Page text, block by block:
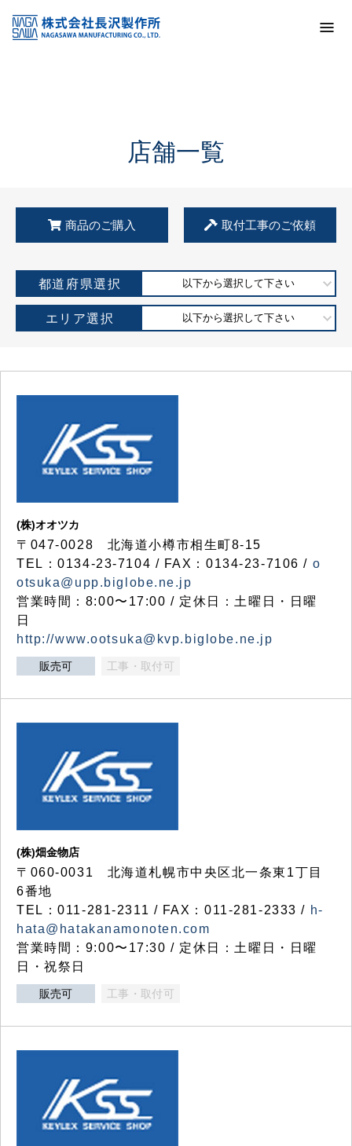
KSS加盟店・取扱店情報
店舗一覧
店舗一覧
商品のご購入 取付工事のご依頼
都道府県選択 以下から選択して下さい
エリア選択 以下から選択して下さい
(株)オオツカ
〒047-0028 北海道小樽市相生町8-15
TEL：0134-23-7104 / FAX：0134-23-7106 / o
otsuka@upp.biglobe.ne.jp
営業時間：8:00〜17:00 / 定休日：土曜日・日曜
日
http://www.ootsuka@kvp.biglobe.ne.jp
販売可 工事・取付可
(株)畑金物店
〒060-0031 北海道札幌市中央区北一条東1丁目
6番地
TEL：011-281-2311 / FAX：011-281-2333 / h-
hata@hatakanamonoten.com
営業時間：9:00〜17:30 / 定休日：土曜日・日曜
日・祝祭日
販売可 工事・取付可